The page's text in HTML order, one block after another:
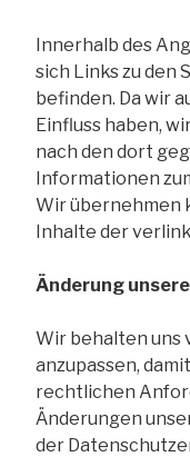
Innerhalb des
sich Links zu den
befinden. Da wir
Einfluss haben,
nach den dort
Informationen
Wir übernehmen
Inhalte der
Änderung
Wir behalten uns
anzupassen,
rechtlichen
Änderungen
der